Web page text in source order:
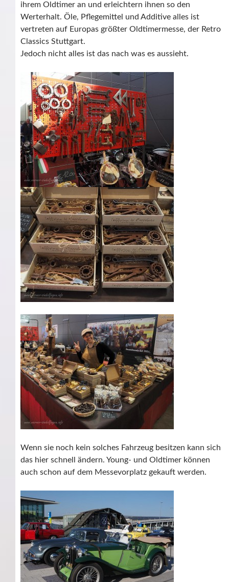
ihrem Oldtimer an und erleichtern ihnen so den
Werterhalt. Öle, Pflegemittel und Additive alles ist
vertreten auf Europas größter Oldtimermesse, der Retro
Classics Stuttgart.
Jedoch nicht alles ist das nach was es aussieht.
Wenn sie noch kein solches Fahrzeug besitzen kann sich
das hier schnell ändern. Young- und Oldtimer können
auch schon auf dem Messevorplatz gekauft werden.